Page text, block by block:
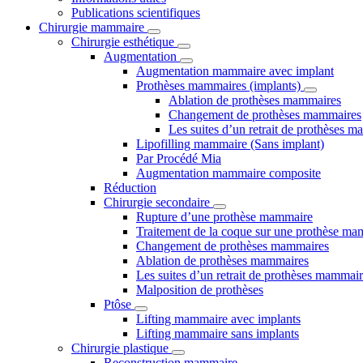
Publications scientifiques
Chirurgie mammaire
Chirurgie esthétique
Augmentation
Augmentation mammaire avec implant
Prothèses mammaires (implants)
Ablation de prothèses mammaires
Changement de prothèses mammaires
Les suites d’un retrait de prothèses
Lipofilling mammaire (Sans implant)
Par Procédé Mia
Augmentation mammaire composite
Réduction
Chirurgie secondaire
Rupture d’une prothèse mammaire
Traitement de la coque sur une prothèse
Changement de prothèses mammaires
Ablation de prothèses mammaires
Les suites d’un retrait de prothèses
Malposition de prothèses
Ptôse
Lifting mammaire avec implants
Lifting mammaire sans implants
Chirurgie plastique